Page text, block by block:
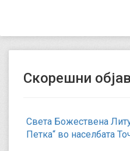
Скорешни
Света Божествена
Петка“ во населбата